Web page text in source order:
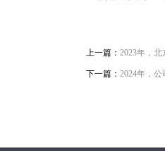
上一篇： 2023年，
下一篇： 2024年，